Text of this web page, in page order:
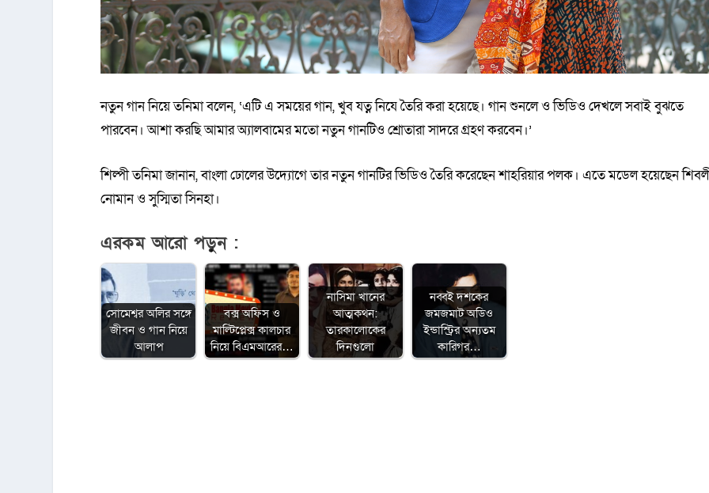
নতুন গান নিয়ে তনিমা বলেন, ‘এটি এ সময়ের গান, খুব যত্ন নিযে তৈরি করা হয়েছে। গান শুনলে ও ভিডিও দেখলে সবাই বুঝতে
পারবেন। আশা করছি আমার অ্যালবামের মতো নতুন গানটিও শ্রোতারা সাদরে গ্রহণ করবেন।’
শিল্পী তনিমা জানান, বাংলা ঢোলের উদ্যোগে তার নতুন গানটির ভিডিও তৈরি করেছেন শাহরিয়ার পলক। এতে মডেল হয়েছেন
নোমান ও সুস্মিতা সিনহা।
এরকম আরো পড়ুন :
সোমেশ্বর অলির সঙ্গে
জীবন ও গান নিয়ে
আলাপ
বক্স অফিস ও
মাল্টিপ্লেক্স কালচার
নিয়ে বিএমআরের…
নাসিমা খানের
আত্মকথন:
তারকালোকের
দিনগুলো
নব্বই দশকের
জমজমাট অডিও
ইন্ডাস্ট্রির অন্যতম
কারিগর…